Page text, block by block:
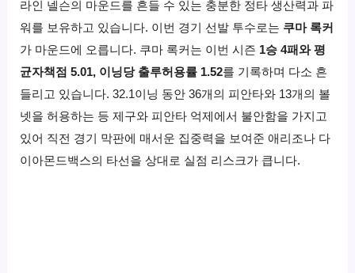
라인 넬슨의 마운드를 흔들 수 있는 충분한 정타 생산력과 파
워를 보유하고 있습니다. 이번 경기 선발 투수로는 쿠마 록커
가 마운드에 오릅니다. 쿠마 록커는 이번 시즌 1승 4패와 평
균자책점 5.01, 이닝당 출루허용률 1.52를 기록하며 다소 흔
들리고 있습니다. 32.1이닝 동안 36개의 피안타와 13개의 볼
넷을 허용하는 등 제구와 피안타 억제에서 불안함을 가지고
있어 직전 경기 막판에 매서운 집중력을 보여준 애리조나 다
이아몬드백스의 타선을 상대로 실점 리스크가 큽니다.